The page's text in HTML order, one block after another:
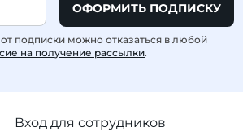
ОФОРМИТЬ ПОДПИСКУ
подписки можно отказаться в любой
на получение рассылки.
Вход для сотрудников